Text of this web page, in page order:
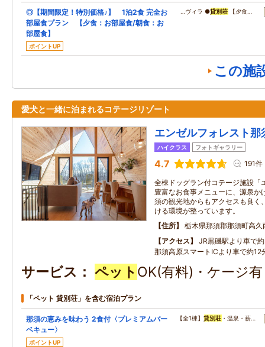
◎【期間限定！特別価格♪】 1泊2食 完全お
部屋食プラン 【夕食：お部屋食/朝食：お
部屋食】
ポイントUP
…ヴィラ ●貸別荘 【夕食…
この施
愛犬と一緒に泊まれるコテージリゾート
エンゼルフォレスト那
ハイクラス フォトギャラリー
4.7 191件
全棟ドッグラン付コテージ施設「
豊富なお食事メニューに、源泉か
須の観光地からもアクセスも良く
ける環境が整っています。
住所
栃木県那須郡那須町高
アクセス
JR黒磯駅より車で
那須高原スマートICより車で約12
サービス ペット OK(有料)・ケージ
「ペット 貸別荘」を含む宿泊プラン
那須の恵みを味わう 2食付〈プレミアムバー
ベキュー〉
ポイントUP
【全1棟】貸別荘 ・温泉・薪…